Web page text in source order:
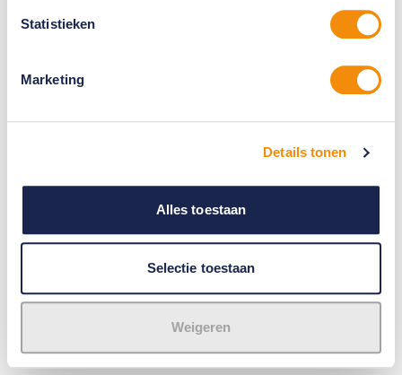
Statistieken
Marketing
Details tonen
Alles toestaan
Selectie toestaan
Weigeren